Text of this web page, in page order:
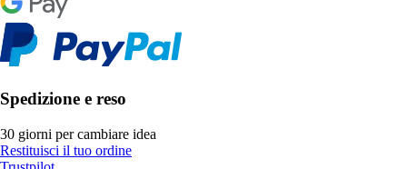
Spedizione e reso
30 giorni per cambiare idea
Restituisci il tuo ordine